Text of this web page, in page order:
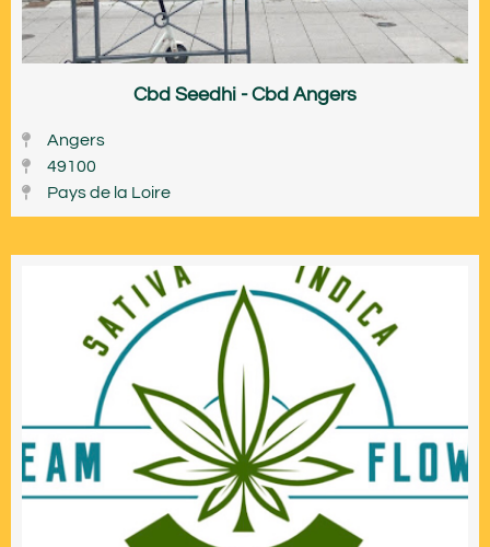
Cbd Seedhi - Cbd Angers
Angers
49100
Pays de la Loire